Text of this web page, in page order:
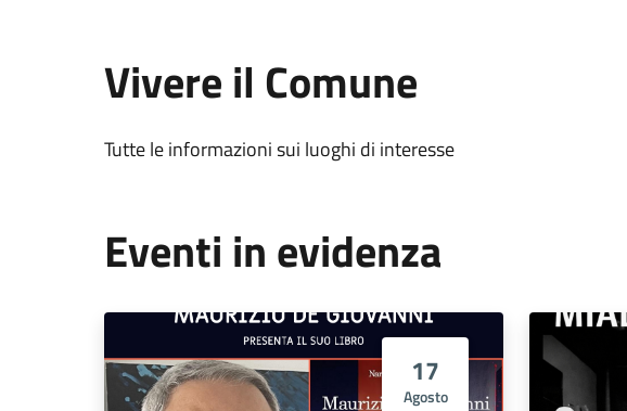
Vivere il Comune
Tutte le informazioni sui luoghi di interesse
Eventi in evidenza
17
Agosto